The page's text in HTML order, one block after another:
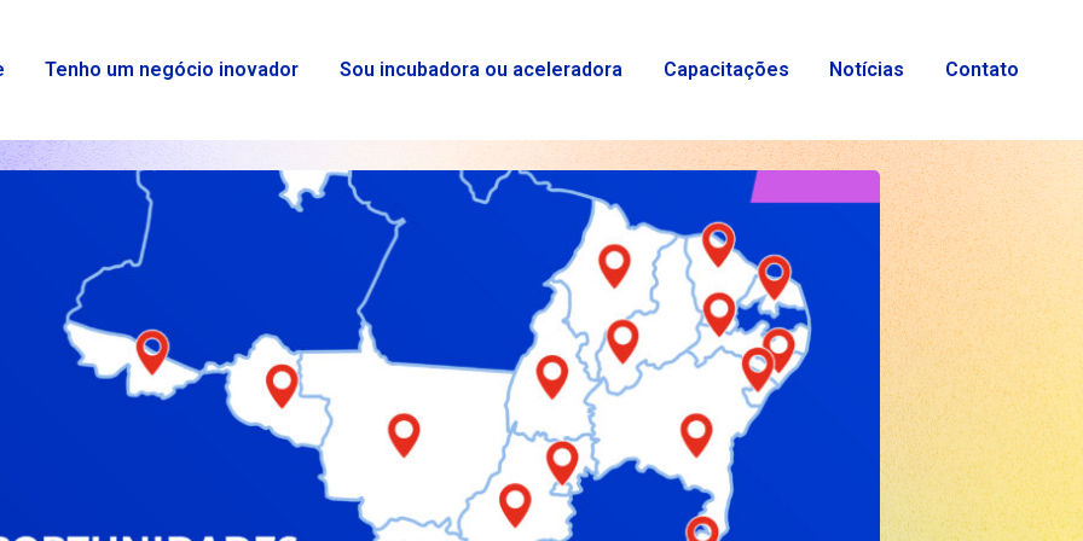
Tenho um negócio inovador Sou incubadora ou aceleradora Capacitações Notícias Contato